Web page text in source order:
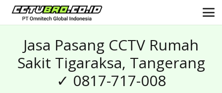
Jasa Pasang CCTV Rumah
Sakit Tigaraksa, Tangerang
✓ 0817-717-008